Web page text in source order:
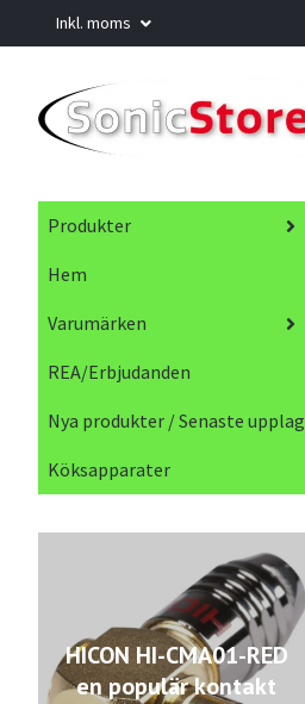
Inkl. moms
Produkter
Hem
Varumärken
REA/Erbjudanden
Nya produkter / Senaste
Köksapparater
HICON HI-CMA01-RED
en populär kontakt